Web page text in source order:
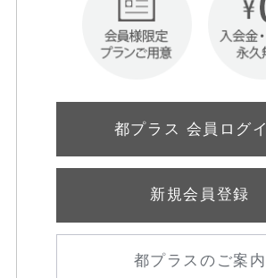
都プラス 会員ログ
新規会員登録
都プラスのご案内